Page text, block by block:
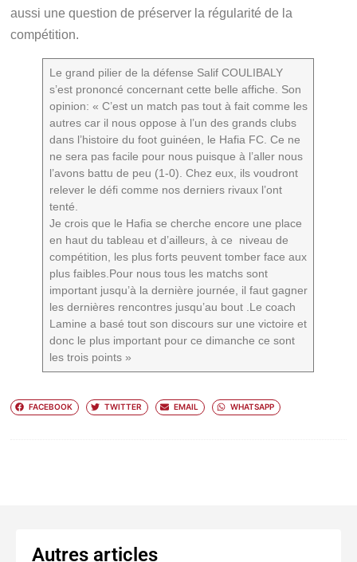
aussi une question de préserver la régularité de la
compétition.
Le grand pilier de la défense Salif COULIBALY
s’est prononcé concernant cette belle affiche. Son
opinion: « C’est un match pas tout à fait comme les
autres car il nous oppose à l’un des grands clubs
dans l’histoire du foot guinéen, le Hafia FC. Ce ne
ne sera pas facile pour nous puisque à l’aller nous
l’avons battu de peu (1-0). Chez eux, ils voudront
relever le défi comme nos derniers rivaux l’ont
tenté.
Je crois que le Hafia se cherche encore une place
en haut du tableau et d’ailleurs, à ce niveau de
compétition, les plus forts peuvent tomber face aux
plus faibles.Pour nous tous les matchs sont
important jusqu’à la dernière journée, il faut gagner
les dernières rencontres jusqu’au bout .Le coach
Lamine a basé tout son discours sur une victoire et
donc le plus important pour ce dimanche ce sont
les trois points »
FACEBOOK TWITTER EMAIL WHATSAPP
Autres articles